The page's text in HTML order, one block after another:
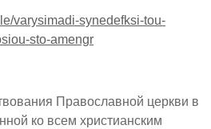
varysimadi-synedefksi-tou-
sto-amengr
Православной церкви в
ко всем христианским